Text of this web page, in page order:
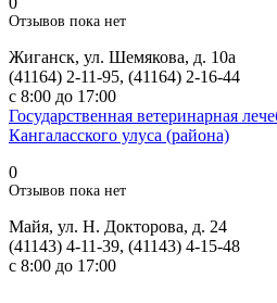
Отзывов пока нет
Жиганск, ул. Шемякова, д. 10а
(41164) 2-11-95, (41164) 2-16-44
с 8:00 до 17:00
Государственная ветеринарная
Кангаласского улуса (района)
0
Отзывов пока нет
Майя, ул. Н. Докторова, д. 24
(41143) 4-11-39, (41143) 4-15-48
с 8:00 до 17:00